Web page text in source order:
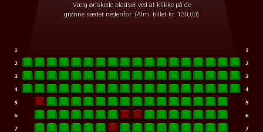
Vælg ønskede pladser ved at klikke på de
grønne sæder nedenfor. (Alm. billet kr. 130,00)